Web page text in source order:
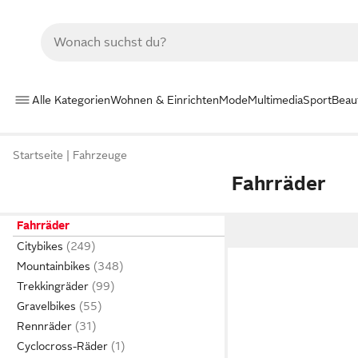
Alle KategorienWohnen & EinrichtenModeMultimediaSport
Startseite Fahrzeuge
Fahrräder
Fahrräder
Citybikes
Mountainbikes
Trekkingräder
Gravelbikes
Rennräder
Cyclocross-Räder